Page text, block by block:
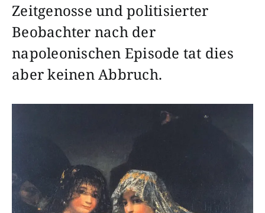
Zeitgenosse und politisierter
Beobachter nach der
napoleonischen Episode tat dies
aber keinen Abbruch.